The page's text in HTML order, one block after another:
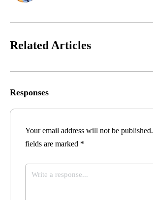
Related Articles
Responses
Your email address will not be published.
fields are marked *